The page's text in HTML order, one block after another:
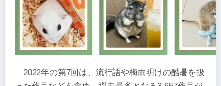
2022年の第7回は、流行語や梅雨明けの酷暑を扱